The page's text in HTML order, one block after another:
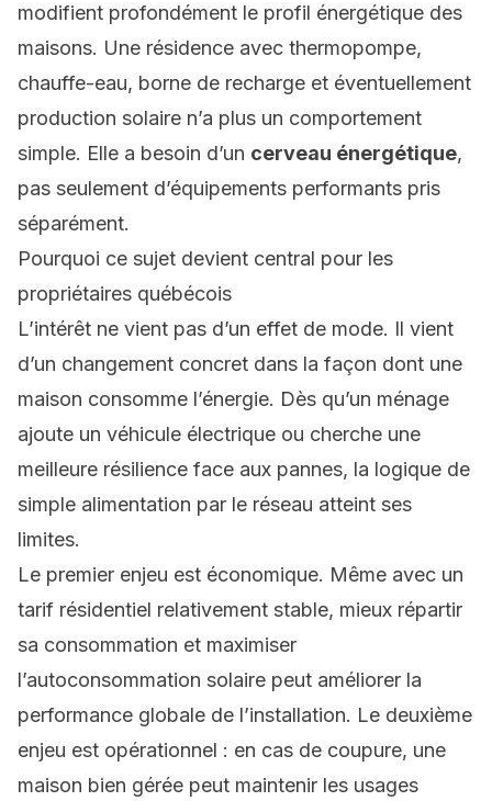
modifient profondément le profil énergétique des
maisons. Une résidence avec thermopompe,
chauffe-eau, borne de recharge et éventuellement
production solaire n’a plus un comportement
simple. Elle a besoin d’un cerveau énergétique,
pas seulement d’équipements performants pris
séparément.
Pourquoi ce sujet devient central pour les
propriétaires québécois
L’intérêt ne vient pas d’un effet de mode. Il vient
d’un changement concret dans la façon dont une
maison consomme l’énergie. Dès qu’un ménage
ajoute un véhicule électrique ou cherche une
meilleure résilience face aux pannes, la logique de
simple alimentation par le réseau atteint ses
limites.
Le premier enjeu est économique. Même avec un
tarif résidentiel relativement stable, mieux répartir
sa consommation et maximiser
l’autoconsommation solaire peut améliorer la
performance globale de l’installation. Le deuxième
enjeu est opérationnel : en cas de coupure, une
maison bien gérée peut maintenir les usages